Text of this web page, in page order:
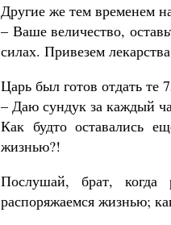
Другие же тем временем
– Ваше величество,
силах. Привезем
Царь был готов отдать те
– Даю сундук за каждый
Как будто оставались
жизнью?!
Послушай, брат,
распоряжаемся жизнью;